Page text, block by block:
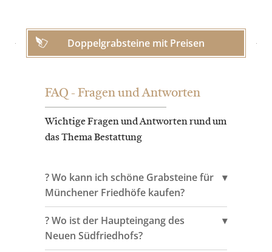
Doppelgrabsteine mit Preisen
FAQ - Fragen und Antworten
Wichtige Fragen und Antworten rund um
das Thema Bestattung
?️ Wo kann ich schöne Grabsteine für
Münchener Friedhöfe kaufen?
?️ Wo ist der Haupteingang des
Neuen Südfriedhofs?